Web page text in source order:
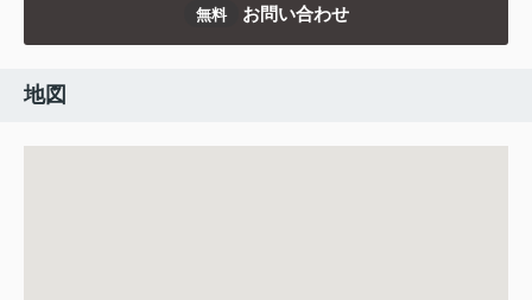
無料 お問い合わせ
地図